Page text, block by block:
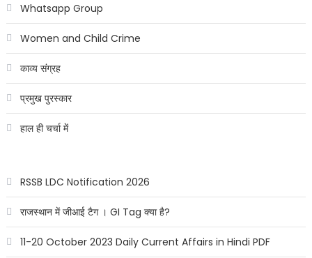
Whatsapp Group
Women and Child Crime
काव्य संग्रह
प्रमुख पुरस्कार
हाल ही चर्चा में
RSSB LDC Notification 2026
राजस्थान में जीआई टैग । GI Tag क्या है?
11-20 October 2023 Daily Current Affairs in Hindi PDF